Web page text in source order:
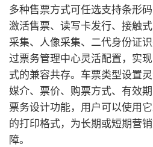
多种售票方式可任选支持条形
激活售票、读写卡发行、接触
采集、人像采集、二代身份证
过票务管理中心灵活配置，实
式的兼容共存。车票类型设置
媒介、票价、购票方式、有效
票务设计功能，用户可以使用
的打印格式，为长期或短期营
障。